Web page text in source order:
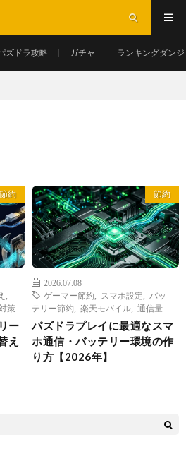
ズドラ攻略 ガチャ ランキングダン
節約
策
ー
え
節約
2026.07.08
ゲーマー節約
スマホ設定
バッ
テリー節約
楽天モバイル 通信量
パズドラプレイに最適なスマ
ホ通信・バッテリー環境の作
り方【2026年】